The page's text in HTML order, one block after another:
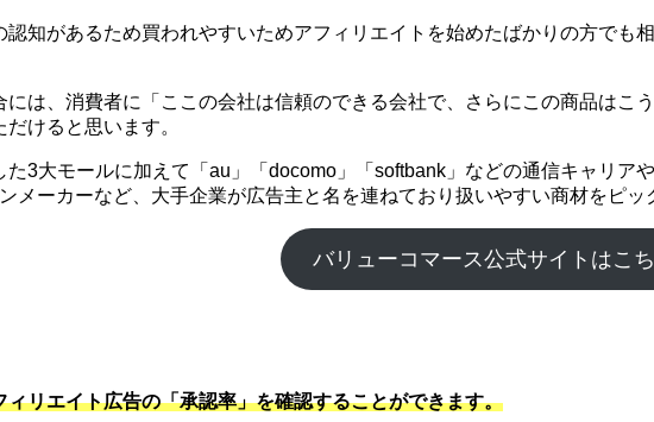
知があるため買われやすいためアフィリエイトを始めたばかりの方でも
は、消費者に「ここの会社は信頼のできる会社で、さらにこの商品は
けると思います。
3大モールに加えて「au」「docomo」「softbank」などの通信キャリア
メーカーなど、大手企業が広告主と名を連ねており扱いやすい商材をピッ
バリューコマース公式サイトはこ
リエイト広告の「承認率」を確認することができます。